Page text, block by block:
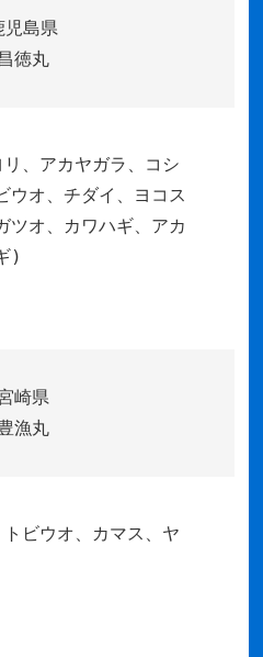
児島県
昌徳丸
、アカヤガラ、コシ
ウオ、チダイ、ヨコス
ツオ、カワハギ、アカ
)
崎県
漁丸
ビウオ、カマス、ヤ